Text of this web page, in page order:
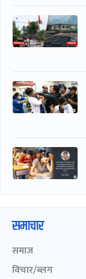
समाचार
समाज
विचार/ब्लग